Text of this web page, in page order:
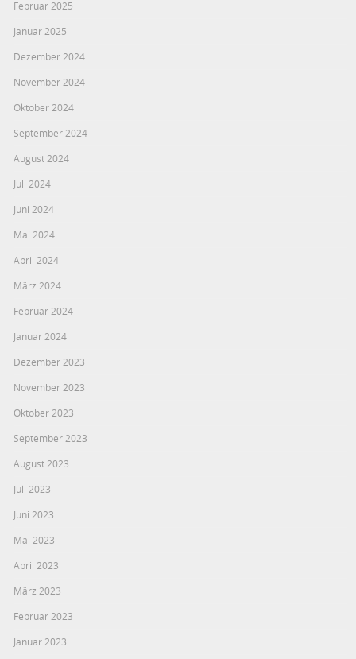
Februar 2025
Januar 2025
Dezember 2024
November 2024
Oktober 2024
September 2024
August 2024
Juli 2024
Juni 2024
Mai 2024
April 2024
März 2024
Februar 2024
Januar 2024
Dezember 2023
November 2023
Oktober 2023
September 2023
August 2023
Juli 2023
Juni 2023
Mai 2023
April 2023
März 2023
Februar 2023
Januar 2023